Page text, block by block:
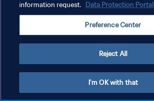
TERMOS DE SERVIÇO
ADMINISTRAR AS PREFERÊNCIAS DE COOKIES
information request. Data Protection Portal
Preference Center
Reject All
I'm OK with that